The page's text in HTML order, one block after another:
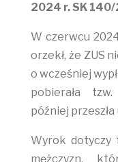
2024 r. SK
W czerwcu
orzekł, że ZUS
o wcześniej
pobierała
później
Wyrok dotyczy
mężczyzn,